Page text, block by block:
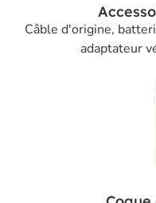
Câble d'origine,
adaptateur